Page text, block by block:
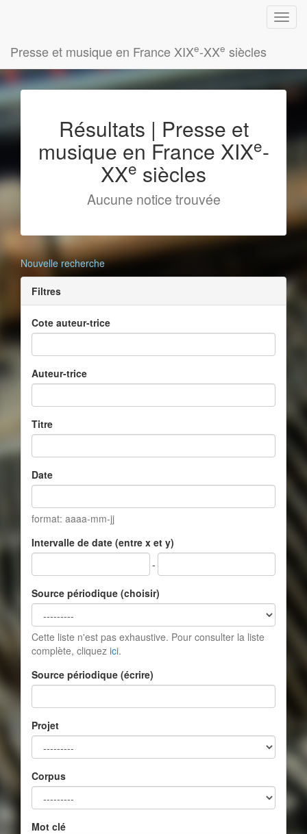
Presse et musique en France XIXe-XXe siècles
Résultats | Presse et
musique en France XIXe-
XXe siècles
Aucune notice trouvée
Nouvelle recherche
Filtres
Cote auteur-trice
Auteur-trice
Titre
Date
format: aaaa-mm-jj
Intervalle de date (entre x et y)
-
Source périodique (choisir)
Cette liste n'est pas exhaustive. Pour consulter la liste
complète, cliquez ici.
Source périodique (écrire)
Projet
Corpus
Mot clé